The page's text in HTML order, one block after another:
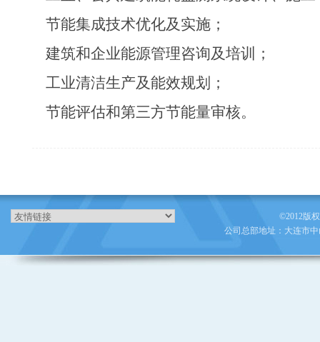
节能集成技术优化及实施；
建筑和企业能源管理咨询及培训；
工业清洁生产及能效规划；
节能评估和第三方节能量审核。
©2012版
公司总部地址：大连市